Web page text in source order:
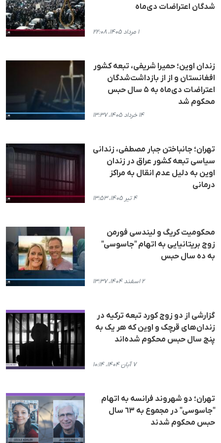
شدگان اعتراضات دی‌ماه
۱ مرداد ۱۴۰۵، ۲۲:۰۸
زندان اوین؛ حمیرا شریفی، تبعه کشور
افغانستان و از از بازداشت‌شدگان
اعتراضات دی‌ماه به ۵ سال حبس
محکوم شد
۱۴ خرداد ۱۴۰۵، ۱۳:۳۷
تهران؛ جانباختن جبار مصطفی، زندانی
سیاسی تبعه کشور عراق در زندان
اوین به دلیل عدم انقال به مراکز
درمانی
۴ تیر ۱۴۰۵، ۱۳:۵۳
محکومیت کریگ و لیندسی فورمن
زوج بریتانیایی به اتهام "جاسوسی"
به دە سال حبس
۲ اسفند ۱۴۰۴، ۱۳:۳۷
گزارشی از دو زوج کورد تبعه ترکیه در
زندان‌‌های قرچک و اوین که هر یک به
پنج سال حبس محکوم شده‌اند
۷ آبان ۱۴۰۴، ۱۰:۱۴
تهران؛ دو شهروند فرانسه بە اتهام
"جاسوسی" در مجموع بە ٦٣ سال
حبس محکوم شدند